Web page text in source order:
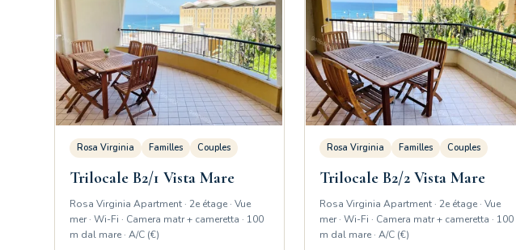
Rosa Virginia Familles Couples
Trilocale B2/1 Vista Mare
Rosa Virginia Apartment · 2e étage · Vue
mer · Wi-Fi · Camera matr + cameretta · 100
m dal mare · A/C (€)
Rosa Virginia Familles Couples
Trilocale B2/2 Vista Mare
Rosa Virginia Apartment · 2e étage · Vue
mer · Wi-Fi · Camera matr + cameretta · 100
m dal mare · A/C (€)